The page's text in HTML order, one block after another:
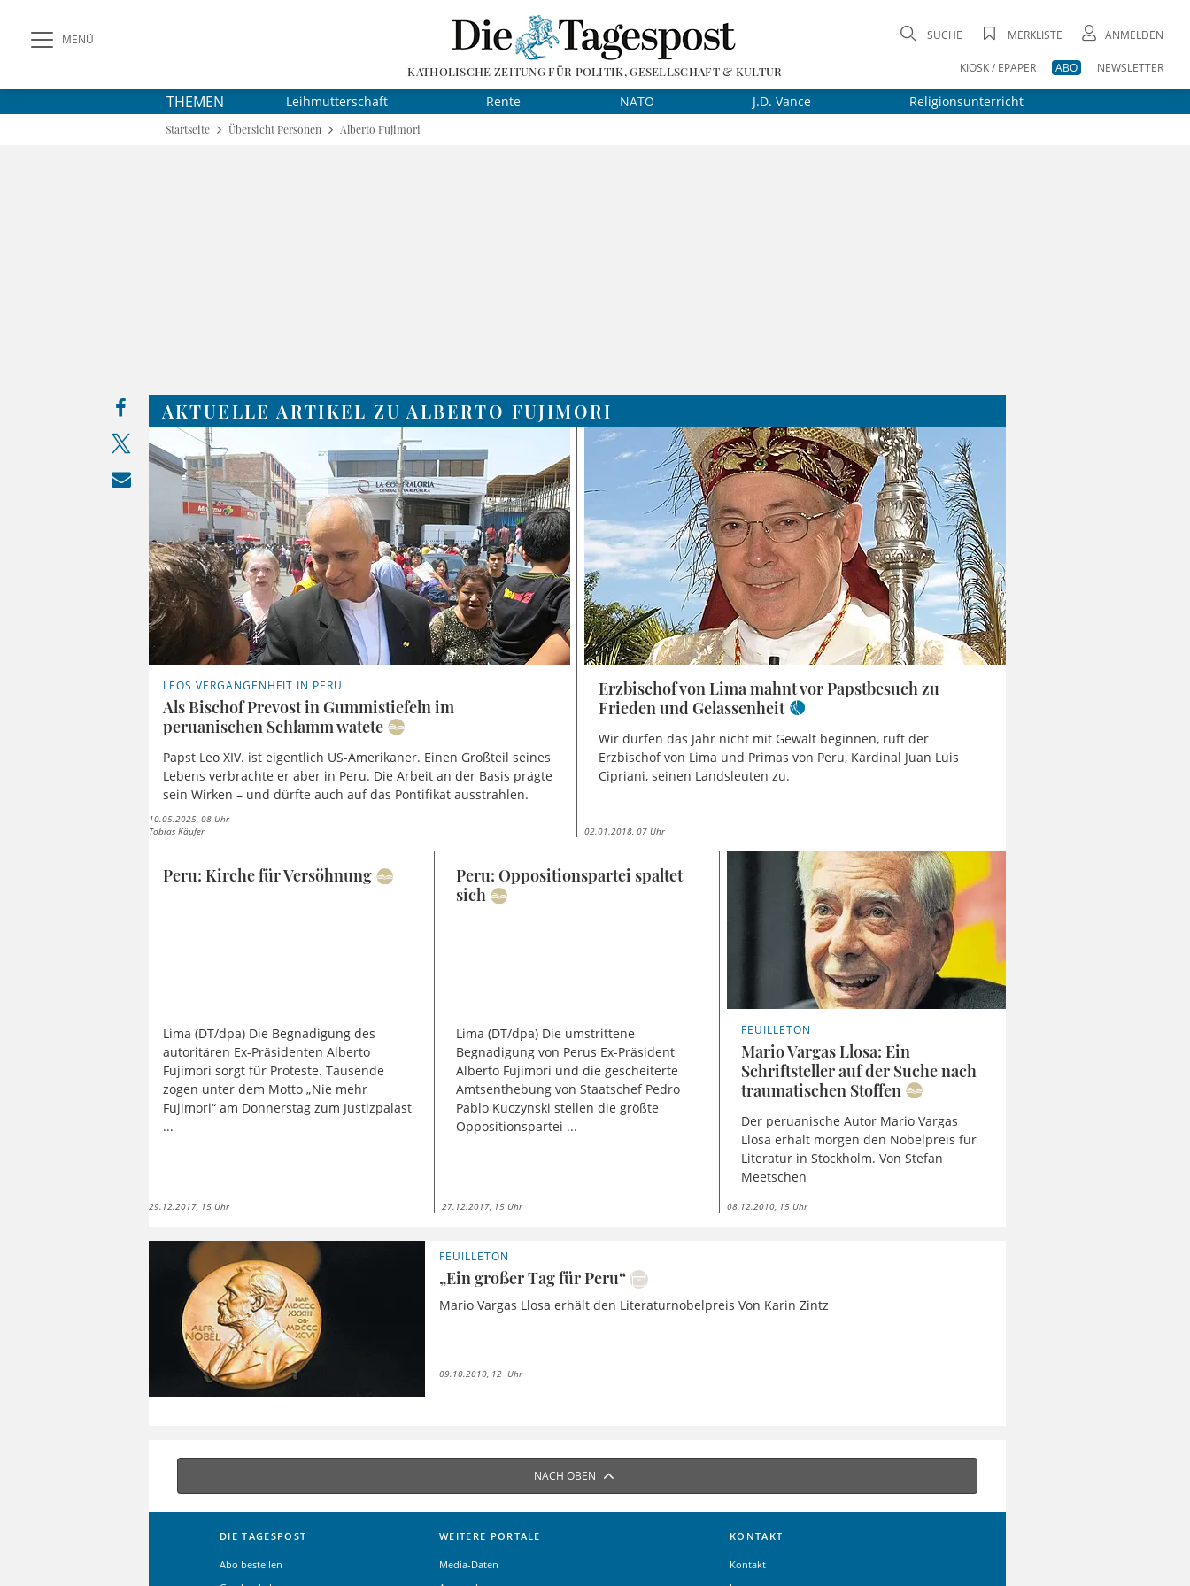
MENÜ
KATHOLISCHE ZEITUNG FÜR POLITIK, GESELLSCHAFT & KULTUR
SUCHE MERKLISTE ANMELDEN
KIOSK / EPAPER ABO NEWSLETTER
THEMEN Leihmutterschaft Rente NATO J.D. Vance Religionsunterricht
Startseite Übersicht Personen Alberto Fujimori
AKTUELLE ARTIKEL ZU ALBERTO FUJIMORI
LEOS VERGANGENHEIT IN PERU
Als Bischof Prevost in Gummistiefeln im
peruanischen Schlamm watete
Papst Leo XIV. ist eigentlich US-Amerikaner. Einen Großteil seines
Lebens verbrachte er aber in Peru. Die Arbeit an der Basis prägte
sein Wirken – und dürfte auch auf das Pontifikat ausstrahlen.
10.05.2025, 08 Uhr
Tobias Käufer
Erzbischof von Lima mahnt vor Papstbesuch zu
Frieden und Gelassenheit
Wir dürfen das Jahr nicht mit Gewalt beginnen, ruft der
Erzbischof von Lima und Primas von Peru, Kardinal Juan Luis
Cipriani, seinen Landsleuten zu.
02.01.2018, 07 Uhr
Peru: Kirche für Versöhnung
Lima (DT/dpa) Die Begnadigung des
autoritären Ex-Präsidenten Alberto
Fujimori sorgt für Proteste. Tausende
zogen unter dem Motto „Nie mehr
Fujimori“ am Donnerstag zum Justizpalast
...
29.12.2017, 15 Uhr
Peru: Oppositionspartei spaltet
sich
Lima (DT/dpa) Die umstrittene
Begnadigung von Perus Ex-Präsident
Alberto Fujimori und die gescheiterte
Amtsenthebung von Staatschef Pedro
Pablo Kuczynski stellen die größte
Oppositionspartei ...
27.12.2017, 15 Uhr
FEUILLETON
Mario Vargas Llosa: Ein
Schriftsteller auf der Suche nach
traumatischen Stoffen
Der peruanische Autor Mario Vargas
Llosa erhält morgen den Nobelpreis für
Literatur in Stockholm. Von Stefan
Meetschen
08.12.2010, 15 Uhr
FEUILLETON
„Ein großer Tag für Peru“
Mario Vargas Llosa erhält den Literaturnobelpreis Von Karin Zintz
09.10.2010, 12 Uhr
NACH OBEN
DIE TAGESPOST
Abo bestellen
WEITERE PORTALE
Media-Daten
KONTAKT
Kontakt